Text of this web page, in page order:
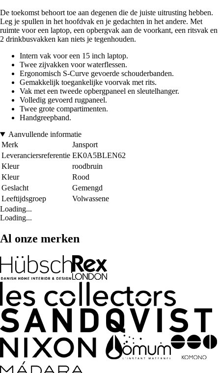
De toekomst behoort toe aan degenen die de juiste uitrusting hebben.
Leg je spullen in het hoofdvak en je gedachten in het andere. Met
ruimte voor een laptop, een opbergvak aan de voorkant, een ritsvak en
2 drinkbusvakken kan niets je tegenhouden.
Intern vak voor een 15 inch laptop.
Twee zijvakken voor waterflessen.
Ergonomisch S-Curve gevoerde schouderbanden.
Gemakkelijk toegankelijke voorvak met rits.
Vak met een tweede opbergpaneel en sleutelhanger.
Volledig gevoerd rugpaneel.
Twee grote compartimenten.
Handgreepband.
Aanvullende informatie
Merk
Jansport
Leveranciersreferentie EK0A5BLEN62
Kleur
roodbruin
Kleur
Rood
Geslacht
Gemengd
Leeftijdsgroep
Volwassene
Loading...
Loading...
Al onze merken